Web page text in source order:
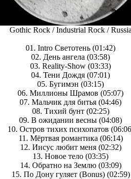
Gothic Rock / Industrial Rock / Russia
01. Intro Светотень (01:42)
02. День ангела (03:58)
03. Reality-Show (03:33)
04. Тени Дождя (07:01)
05. Бугимэн (03:15)
06. Миллионы Шрамов (05:07)
07. Мальчик для битья (04:46)
08. Тихий бунт (02:25)
09. В ожидании весны (04:08)
10. Остров тихих психопатов
11. Мёртвая романтика (06:14)
12. Иисус любит меня (02:32)
13. Новое тело (03:35)
14. Обратно на Землю (03:09)
15. По Дону гуляет (Bonus) (02:59)